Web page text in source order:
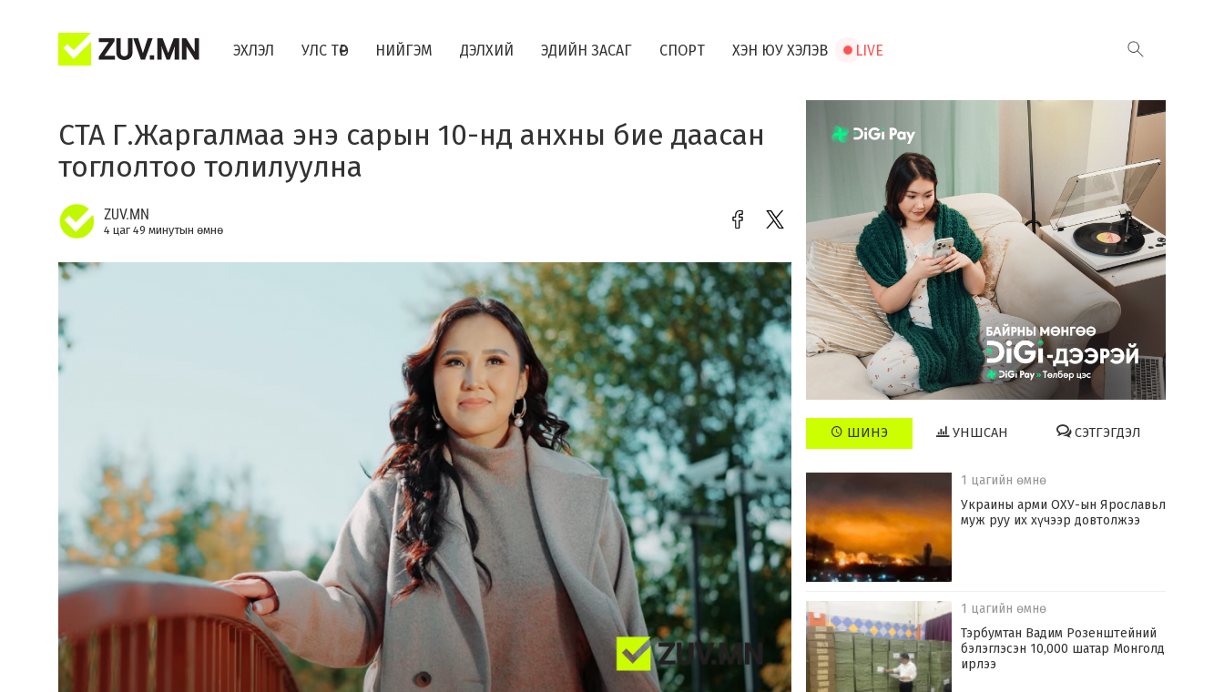
ЭХЛЭЛ УЛС ТӨР НИЙГЭМ ДЭЛХИЙ ЭДИЙН ЗАСАГ СПОРТ ХЭН ЮУ ХЭЛЭВ LIVE
СТА Г.Жаргалмаа энэ сарын 10-нд анхны бие даасан
тоглолтоо толилуулна
ZUV.MN
4 цаг 49 минутын өмнө
ШИНЭ УНШСАН СЭТГЭГДЭЛ
1 цагийн өмнө
Украины арми ОХУ-ын Ярославьл
муж руу их хүчээр довтолжээ
1 цагийн өмнө
Тэрбумтан Вадим Розенштейний
бэлэглэсэн 10,000 шатар Монголд
ирлээ